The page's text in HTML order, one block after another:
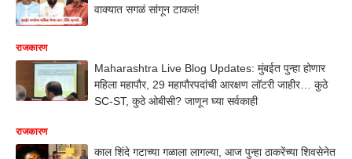
वाक्यात सगळं सांगून टाकलं!
राजकारण
Maharashtra Live Blog Updates: मुंबईत पुन्हा होणार
महिला महापौर, 29 महापौरपदांची आरक्षण लॉटरी जाहीर… कुठे
SC-ST, कुठे ओबीसी? जाणून घ्या सर्वकाही
राजकारण
काल शिंदे गटाच्या गळाला लागल्या, आज पुन्हा ठाकरेंच्या शिवसेनेत